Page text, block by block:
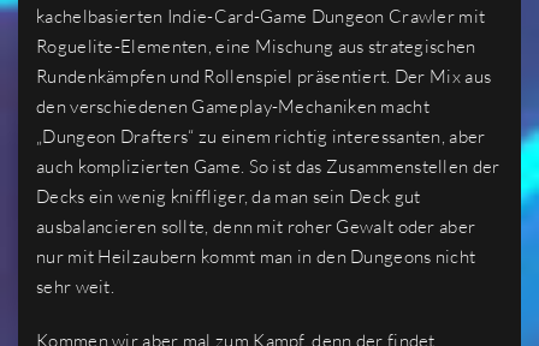
kachelbasierten Indie-Card-Game Dungeon Crawler mit
Roguelite-Elementen, eine Mischung aus strategischen
Rundenkämpfen und Rollenspiel präsentiert. Der Mix aus
den verschiedenen Gameplay-Mechaniken macht
„Dungeon Drafters“ zu einem richtig interessanten, aber
auch komplizierten Game. So ist das Zusammenstellen der
Decks ein wenig kniffliger, da man sein Deck gut
ausbalancieren sollte, denn mit roher Gewalt oder aber
nur mit Heilzaubern kommt man in den Dungeons nicht
sehr weit.
Kommen wir aber mal zum Kampf, denn der findet